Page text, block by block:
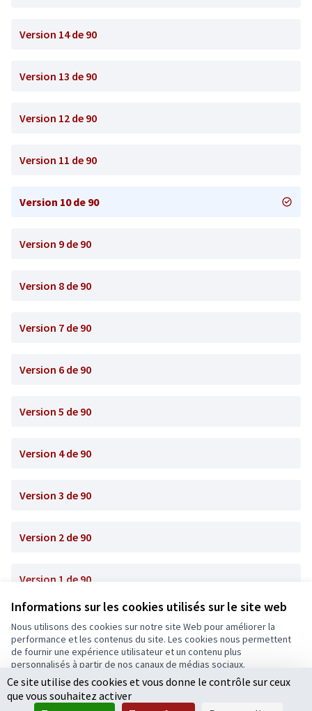
Informations sur les cookies utilisés sur le site web
Nous utilisons des cookies sur notre site Web pour améliorer la
performance et les contenus du site. Les cookies nous permettent
de fournir une expérience utilisateur et un contenu plus
personnalisés à partir de nos canaux de médias sociaux.
Tout accepter
Accepter seulement les cookies essentiels
Version 14 de 90
Version 13 de 90
Version 12 de 90
Version 11 de 90
Version 10 de 90
Version 9 de 90
Version 8 de 90
Version 7 de 90
Version 6 de 90
Version 5 de 90
Version 4 de 90
Version 3 de 90
Version 2 de 90
Version 1 de 90
Conditions d'utilisation
Paramètres des cookies
Ecrivons Angers sur X
(Lien externe)
Ecrivons Angers sur Facebook
(Lien externe)
Ce site utilise des cookies et vous donne le contrôle sur ceux
que vous souhaitez activer